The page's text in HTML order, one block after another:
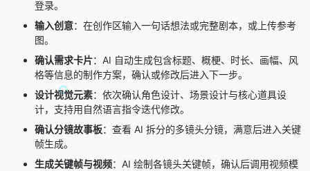
登录。
输入创意：在创作区输入一句话想法或完整剧本，或上传参考
图。
确认需求卡片：AI 自动生成包含标题、概梗、时长、画幅、风
格等信息的制作方案，确认或修改后进入下一步。
设计视觉元素：依次确认角色设计、场景设计与核心道具设
计，支持用自然语言指令迭代修改。
确认分镜故事板：查看 AI 拆分的多镜头分镜，满意后进入关键
帧生成。
生成关键帧与视频：AI 绘制各镜头关键帧，确认后调用视频模